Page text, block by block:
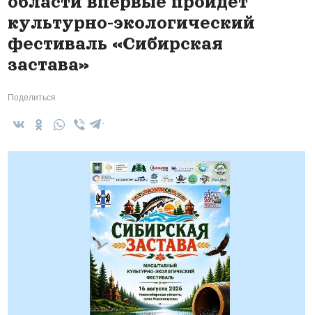
культурно-экологический
фестиваль «Сибирская
застава»
Поделиться